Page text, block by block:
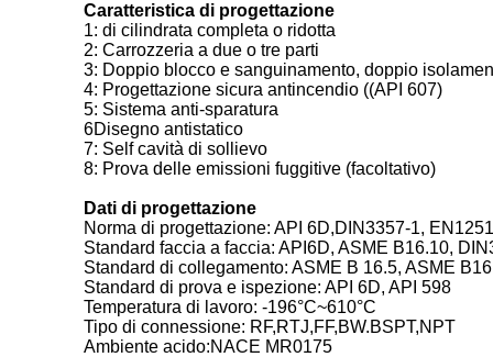
Caratteristica di progettazione
1: di cilindrata completa o ridotta
2: Carrozzeria a due o tre parti
3: Doppio blocco e sanguinamento, doppio
4: Progettazione sicura antincendio ((API 607)
5: Sistema anti-sparatura
6Disegno antistatico
7: Self cavità di sollievo
8: Prova delle emissioni fuggitive (facoltativo)
Dati di progettazione
Norma di progettazione: API 6D,DIN3357-1,
Standard faccia a faccia: API6D, ASME B16.10,
Standard di collegamento: ASME B 16.5, ASME
Standard di prova e ispezione: API 6D, API 598
Temperatura di lavoro: -196°C~610°C
Tipo di connessione: RF,RTJ,FF,BW.BSPT,NPT
Ambiente acido:NACE MR0175